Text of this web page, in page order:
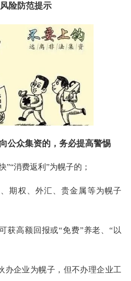
风险防范提示
公众集资的，务必提高警惕
消费返利”为幌子的；
权、外汇、贵金属等为幌子
高额回报或“免费”养老、“以
企业为幌子，但不办理企业工